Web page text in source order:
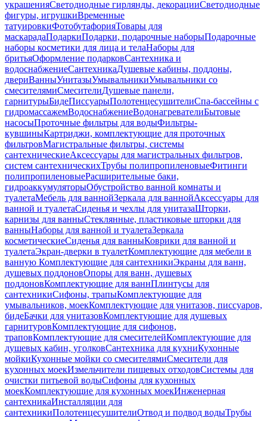
украшенияСветодиодные гирлянды, декорацииСветодиодные
фигуры, игрушкиВременные
татуировкиФотобутафорияТовары для
маскарадаПодаркиПодарки, подарочные наборыПодарочные
наборы косметики для лица и телаНаборы для
бритьяОформление подарковСантехника и
водоснабжениеСантехникаДушевые кабины, поддоны,
двериВанныУнитазыУмывальникиУмывальники со
смесителямиСмесителиДушевые панели,
гарнитурыБидеПиссуарыПолотенцесушителиСпа-бассейны с
гидромассажемВодоснабжениеВодонагревателиБытовые
насосыПроточные фильтры для водыФильтры-
кувшиныКартриджи, комплектующие для проточных
фильтровМагистральные фильтры, системы
сантехническиеАксессуары для магистральных фильтров,
систем сантехническихТрубы полипропиленовыеФитинги
полипропиленовыеРасширительные баки,
гидроаккумуляторыОбустройство ванной комнаты и
туалетаМебель для ваннойЗеркала для ваннойАксессуары для
ванной и туалетаСиденья и чехлы для унитазаШторки,
карнизы для ванныСтеклянные, пластиковые шторки для
ванныНаборы для ванной и туалетаЗеркала
косметическиеСиденья для ванныКоврики для ванной и
туалетаЭкран-дверки в туалетКомплектующие для мебели в
ванную Комплектующие для сантехникиЭкраны для ванн,
душевых поддоновОпоры для ванн, душевых
поддоновКомплектующие для ваннПлинтусы для
сантехникиСифоны, трапыКомплектующие для
умывальников, моекКомплектующие для унитазов, писсуаров,
бидеБачки для унитазовКомплектующие для душевых
гарнитуровКомплектующие для сифонов,
траповКомплектующие для смесителейКомплектующие для
душевых кабин, уголковСантехника для кухниКухонные
мойкиКухонные мойки со смесителямиСмесители для
кухонных моекИзмельчители пищевых отходовСистемы для
очистки питьевой водыСифоны для кухонных
моекКомплектующие для кухонных моекИнженерная
сантехникаИнсталляции для
сантехникиПолотенцесушителиОтвод и подвод водыТрубы